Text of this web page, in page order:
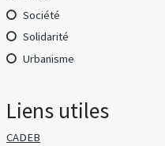
Société
Solidarité
Urbanisme
Liens utiles
CADEB